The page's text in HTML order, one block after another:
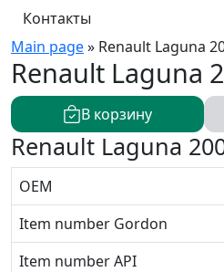
Контакты
Main page» Renault Laguna
Renault Laguna
В корзину
Renault Laguna
OEM
Item number Gordon
Item number API